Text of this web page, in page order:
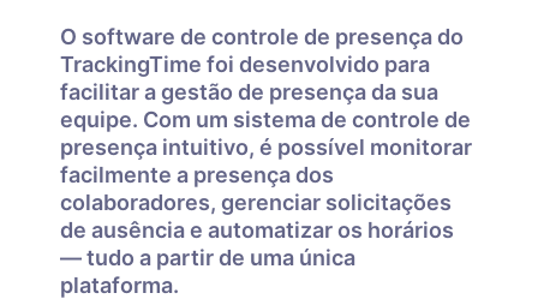
O software de controle de presença do
TrackingTime foi desenvolvido para
facilitar a gestão de presença da sua
equipe. Com um sistema de controle de
presença intuitivo, é possível monitorar
facilmente a presença dos
colaboradores, gerenciar solicitações
de ausência e automatizar os horários
— tudo a partir de uma única
plataforma.